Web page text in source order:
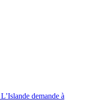
demande à